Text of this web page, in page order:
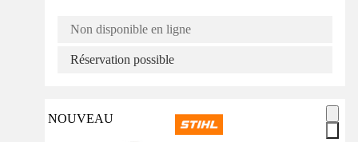
Non disponible en ligne
Réservation possible
NOUVEAU